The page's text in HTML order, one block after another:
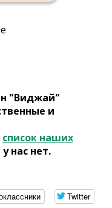
"Виджай"
и
список наших
нас нет.
Twitter